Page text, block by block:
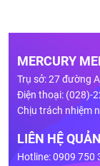
MERCURY
Trụ sở: 27 đường
Điện thoại: (028)-
Chịu trách nhiệm
LIÊN HỆ
Hotline: 0909 750